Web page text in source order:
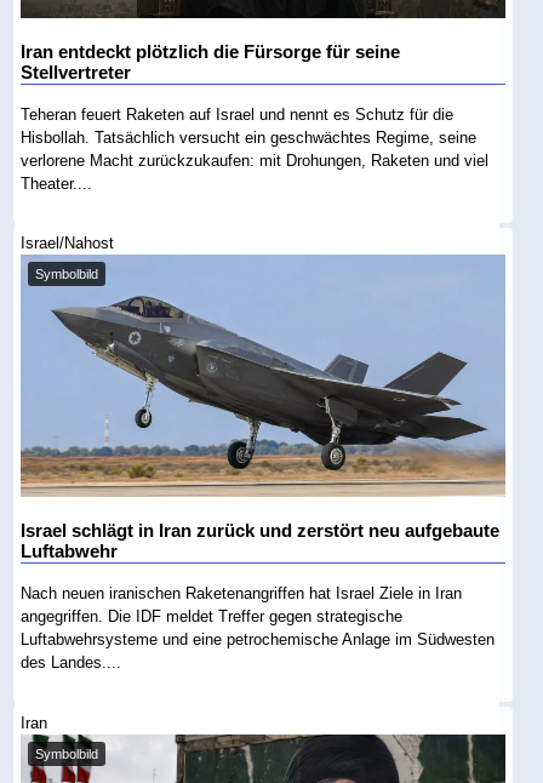
Iran entdeckt plötzlich die Fürsorge für seine
Stellvertreter
Teheran feuert Raketen auf Israel und nennt es Schutz für die
Hisbollah. Tatsächlich versucht ein geschwächtes Regime, seine
verlorene Macht zurückzukaufen: mit Drohungen, Raketen und viel
Theater....
Israel/Nahost
Symbolbild
Israel schlägt in Iran zurück und zerstört neu aufgebaute
Luftabwehr
Nach neuen iranischen Raketenangriffen hat Israel Ziele in Iran
angegriffen. Die IDF meldet Treffer gegen strategische
Luftabwehrsysteme und eine petrochemische Anlage im Südwesten
des Landes....
Iran
Symbolbild